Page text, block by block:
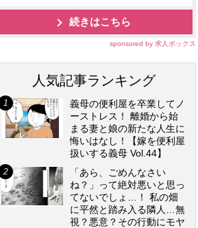
続きはこちら
sponsored by 求人ボックス
人気記事ランキング
義母の便利屋を卒業してノ
ーストレス！ 離婚から始
まる妻と娘の新たな人生に
悔いはなし！【嫁を便利屋
扱いする義母 Vol.44】
「あら、ごめんなさい
ね？」って絶対悪いと思っ
てないでしょ…！ 私の畑
に平然と踏み入る隣人…無
視？悪意？その行動にモヤ